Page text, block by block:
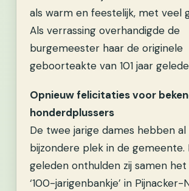
als warm en feestelijk, met veel
Als verrassing overhandigde de
burgemeester haar de originele
geboorteakte van 101 jaar
Opnieuw felicitaties voor
honderdplussers
De twee jarige dames hebben
bijzondere plek in de gemeente.
geleden onthulden zij samen
‘100-jarigenbankje’ in